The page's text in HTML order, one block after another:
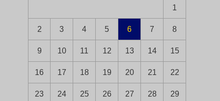
1
2 3 4 5 6 7 8
9 10 11 12 13 14 15
16 17 18 19 20 21 22
23 24 25 26 27 28 29